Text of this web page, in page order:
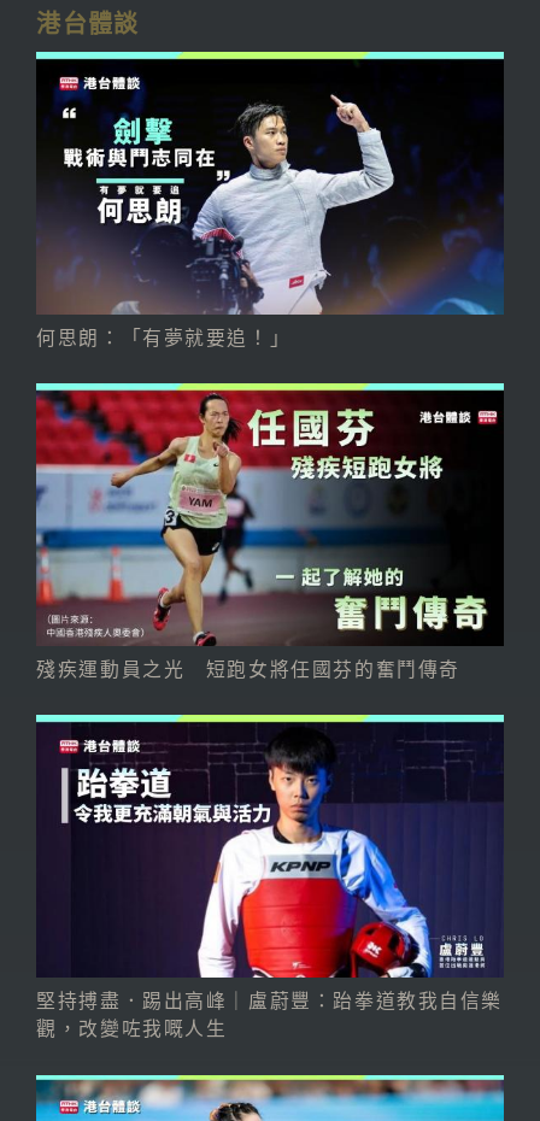
港台體談
何思朗：「有夢就要追！」
殘疾運動員之光 短跑女將任國芬的奮鬥傳奇
堅持搏盡．踢出高峰｜盧蔚豐：跆拳道教我自信樂
觀，改變咗我嘅人生